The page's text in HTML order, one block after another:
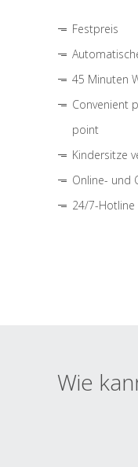
Festpreis
45 Minuten
Convenient
point
Kindersitze
Online- und
24/7-Hotline
Wie